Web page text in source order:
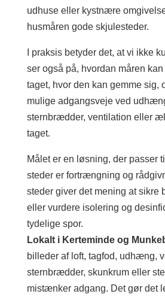
udhuse eller kystnære
husmåren gode skjulesteder.
I praksis betyder det, at vi ikke
ser også på, hvordan måren kan
taget, hvor den kan gemme sig,
mulige adgangsveje ved
sternbrædder, ventilation eller
taget.
Målet er en løsning, der passer
steder er fortrængning og
steder giver det mening at sikre
eller vurdere isolering og
tydelige spor.
Lokalt i Kerteminde og
billeder af loft, tagfod, udhæng,
sternbrædder, skunkrum eller
mistænker adgang. Det gør det